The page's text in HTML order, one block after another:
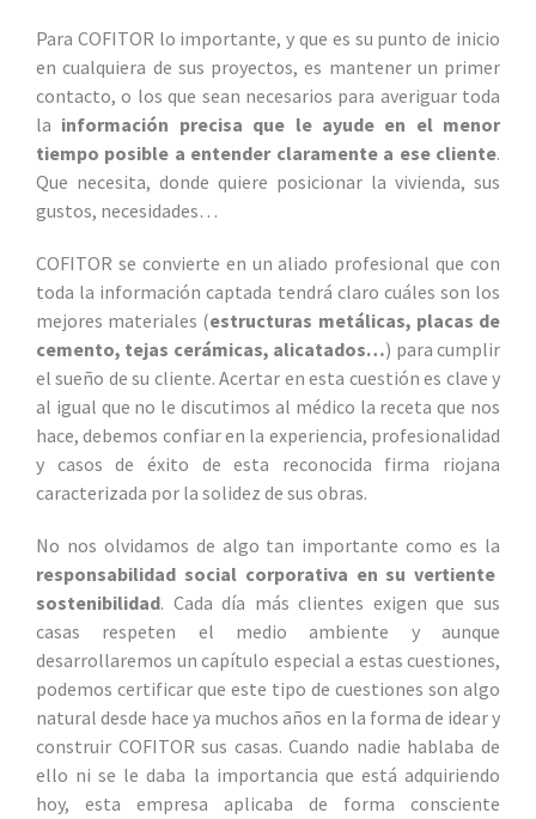
Para COFITOR lo importante, y que es su punto de inicio
en cualquiera de sus proyectos, es mantener un primer
contacto, o los que sean necesarios para averiguar toda
la información precisa que le ayude en el menor
tiempo posible a entender claramente a ese cliente.
Que necesita, donde quiere posicionar la vivienda, sus
gustos, necesidades…
COFITOR se convierte en un aliado profesional que con
toda la información captada tendrá claro cuáles son los
mejores materiales (estructuras metálicas, placas de
cemento, tejas cerámicas, alicatados…) para cumplir
el sueño de su cliente. Acertar en esta cuestión es clave y
al igual que no le discutimos al médico la receta que nos
hace, debemos confiar en la experiencia, profesionalidad
y casos de éxito de esta reconocida firma riojana
caracterizada por la solidez de sus obras.
No nos olvidamos de algo tan importante como es la
responsabilidad social corporativa en su vertiente
sostenibilidad. Cada día más clientes exigen que sus
casas respeten el medio ambiente y aunque
desarrollaremos un capítulo especial a estas cuestiones,
podemos certificar que este tipo de cuestiones son algo
natural desde hace ya muchos años en la forma de idear y
construir COFITOR sus casas. Cuando nadie hablaba de
ello ni se le daba la importancia que está adquiriendo
hoy, esta empresa aplicaba de forma consciente